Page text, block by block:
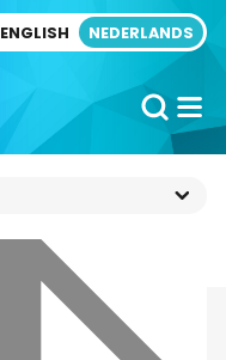
ENGLISH NEDERLANDS